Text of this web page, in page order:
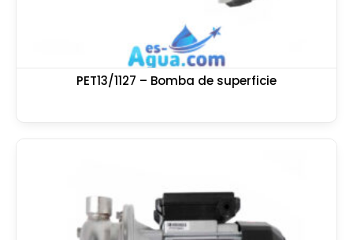
PET13/1127 – Bomba de superficie